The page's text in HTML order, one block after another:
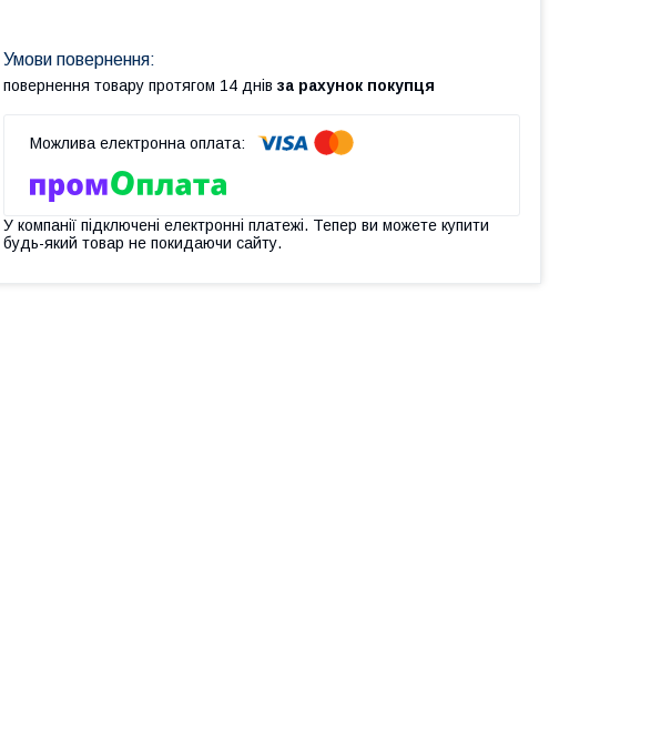
повернення товару протягом 14 днів за рахунок покупця
У компанії підключені електронні платежі. Тепер ви можете купити
будь-який товар не покидаючи сайту.